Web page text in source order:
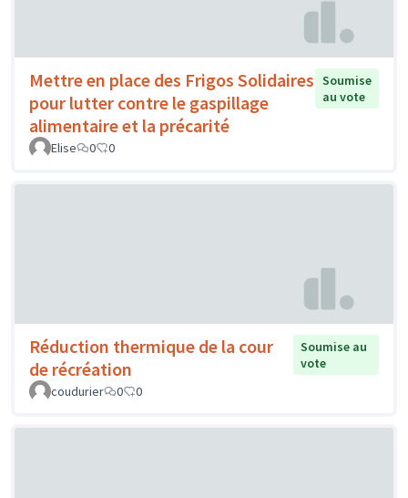
Mettre en place des Frigos Solidaires
pour lutter contre le gaspillage
alimentaire et la précarité
Soumise
au vote
Elise 0 0
Réduction thermique de la cour
de récréation
Soumise au
vote
coudurier
0 0